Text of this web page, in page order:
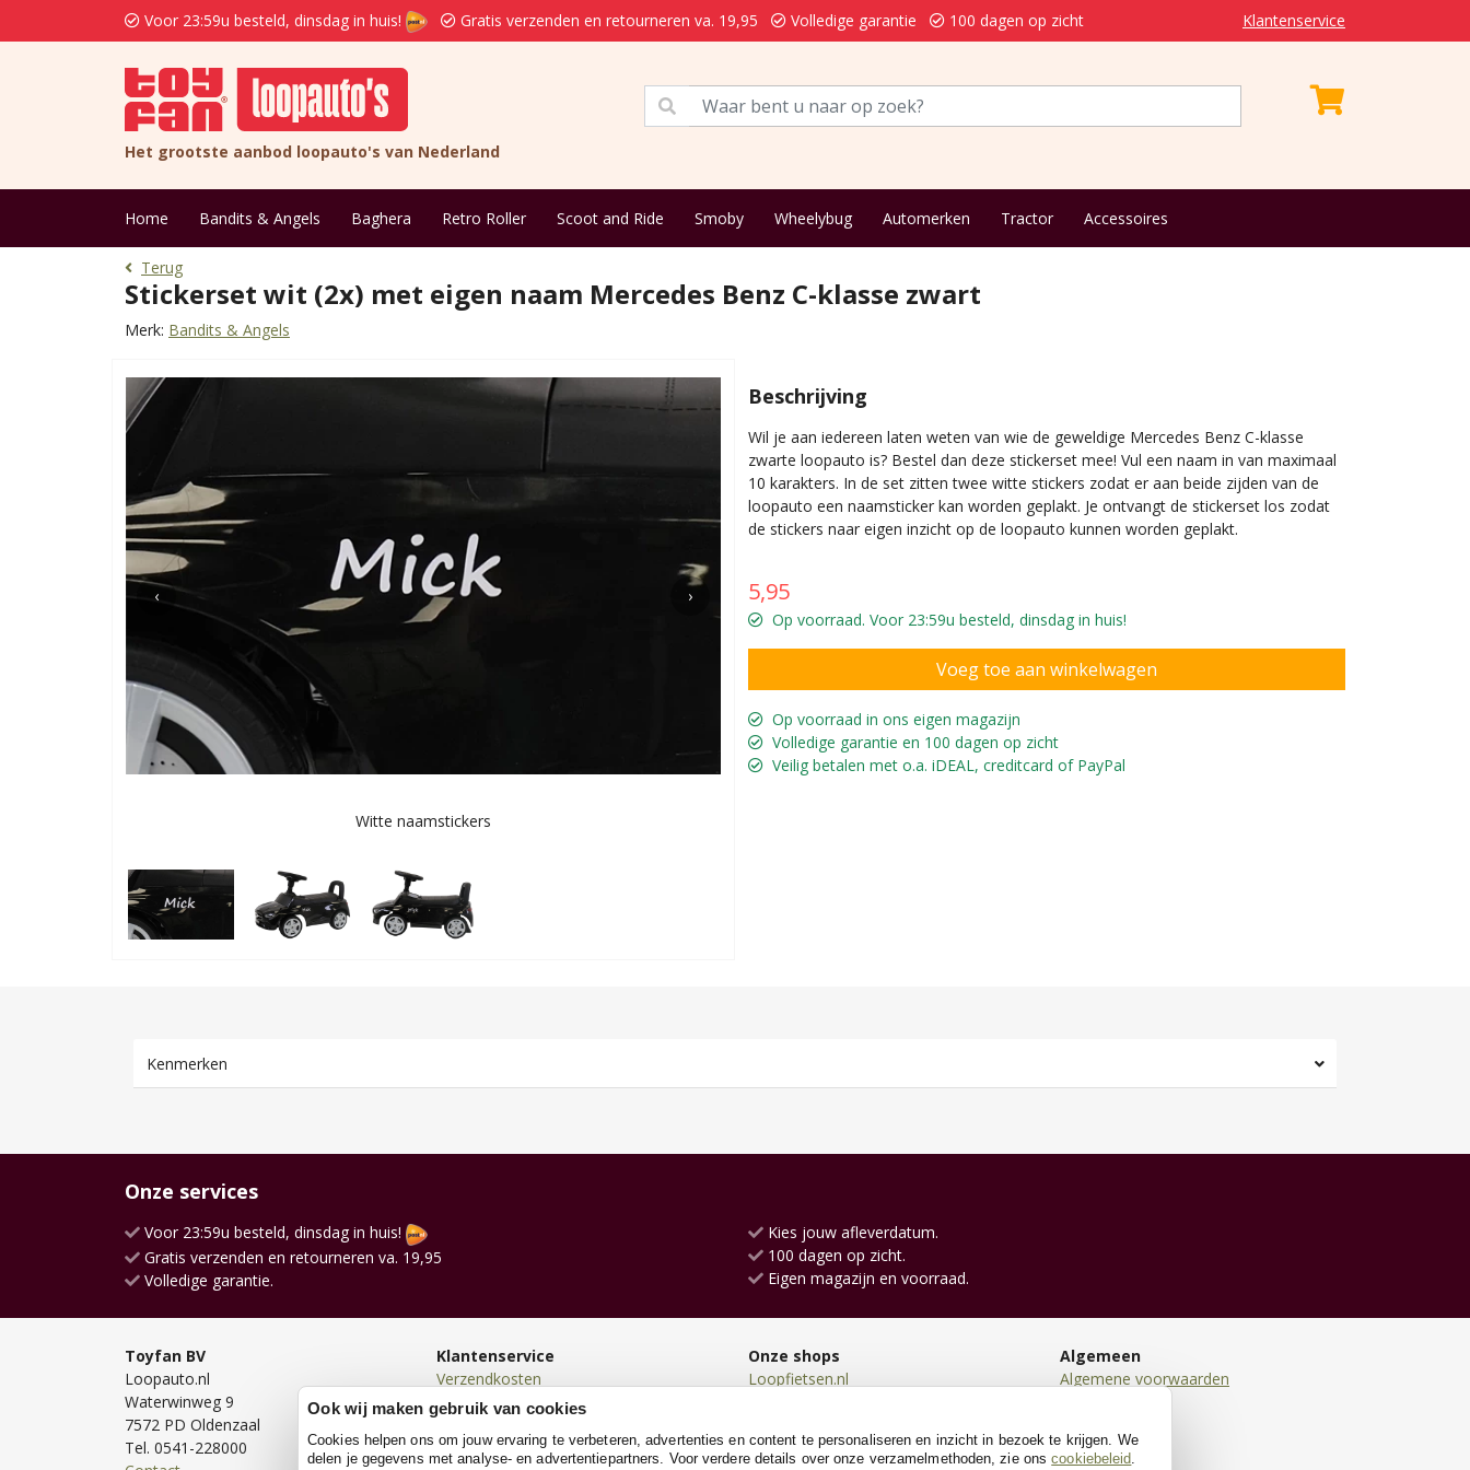
Voor 23:59u besteld, dinsdag in huis! Gratis verzenden en retourneren va. 19,95 Volledige garantie 100 dagen op zicht Klantenservice
Het grootste aanbod loopauto's van Nederland
Home Bandits & Angels Baghera Retro Roller Scoot and Ride Smoby Wheelybug Automerken Tractor Accessoires
Terug
Stickerset wit (2x) met eigen naam Mercedes Benz C-klasse zwart
Merk: Bandits & Angels
‹ ›
Witte naamstickers
Beschrijving
Wil je aan iedereen laten weten van wie de geweldige Mercedes Benz C-klasse
zwarte loopauto is? Bestel dan deze stickerset mee! Vul een naam in van maximaal
10 karakters. In de set zitten twee witte stickers zodat er aan beide zijden van de
loopauto een naamsticker kan worden geplakt. Je ontvangt de stickerset los zodat
de stickers naar eigen inzicht op de loopauto kunnen worden geplakt.
5,95
Op voorraad. Voor 23:59u besteld, dinsdag in huis!
Op voorraad in ons eigen magazijn
Volledige garantie en 100 dagen op zicht
Veilig betalen met o.a. iDEAL, creditcard of PayPal
Kenmerken
Onze services
Voor 23:59u besteld, dinsdag in huis!
Gratis verzenden en retourneren va. 19,95
Volledige garantie.
Kies jouw afleverdatum.
100 dagen op zicht.
Eigen magazijn en voorraad.
Toyfan BV
Loopauto.nl
Waterwinweg 9
7572 PD Oldenzaal
Tel. 0541-228000
Klantenservice
Verzendkosten
Bezorgen
Betalen
Onze shops
Loopfietsen.nl
SpeeltentXL.nl
Algemeen
Algemene voorwaarden
Cookies
Ook wij maken gebruik van cookies
Cookies helpen ons om jouw ervaring te verbeteren, advertenties en content te personaliseren en inzicht in bezoek te krijgen. We
delen je gegevens met analyse- en advertentiepartners. Voor verdere details over onze verzamelmethoden, zie onscookiebeleid